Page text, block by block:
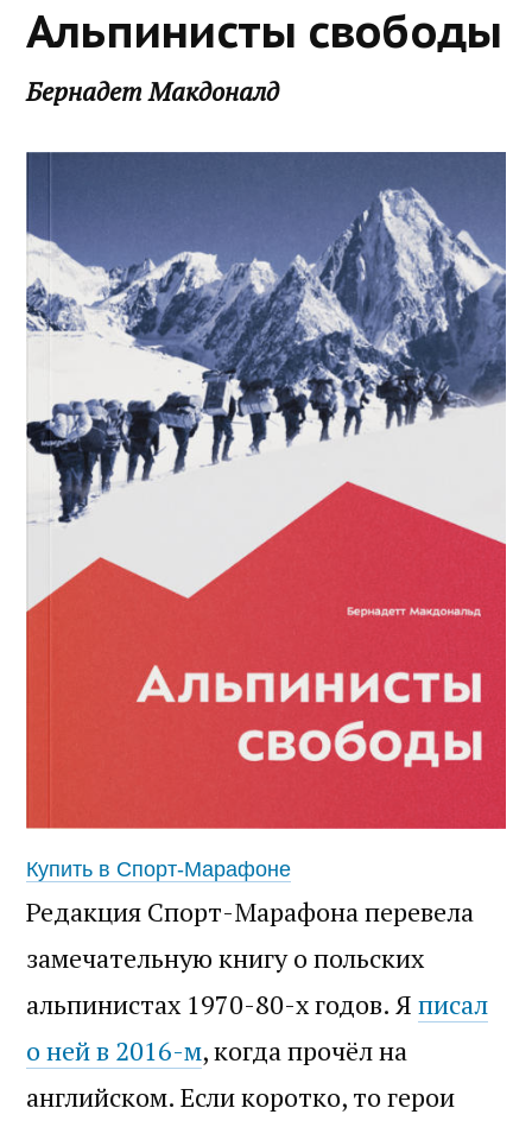
Альпинисты свободы
Бернадет Макдоналд
Купить в Спорт-Марафоне
Редакция Спорт-Марафона перевела
замечательную книгу о польских
альпинистах 1970-80-х годов. Я писал
о ней в 2016-м, когда прочёл на
английском. Если коротко, то герои